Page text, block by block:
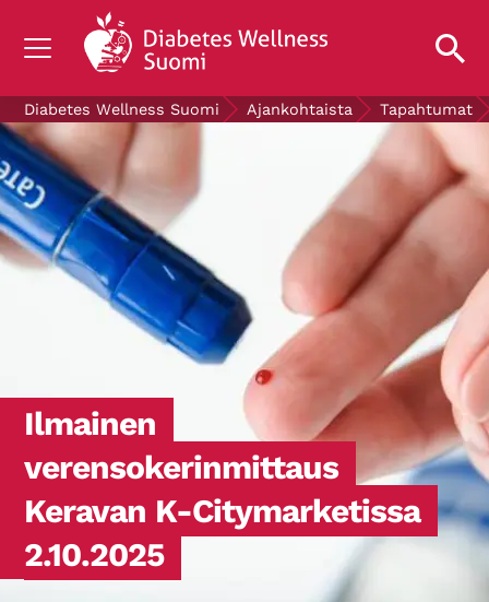
TIETOA DIABETEKSESTA
TUTKIMUS
AJANKOHTAISTA
TIETOA MEISTÄ
ILMAISET DIABETESTUOTTEET
Mittaa verensokerisi
Diabetes Wellness Suomi Ajankohtaista Tapahtumat
Ilmainen
verensokerinmittaus
Keravan K-Citymarketissa
2.10.2025